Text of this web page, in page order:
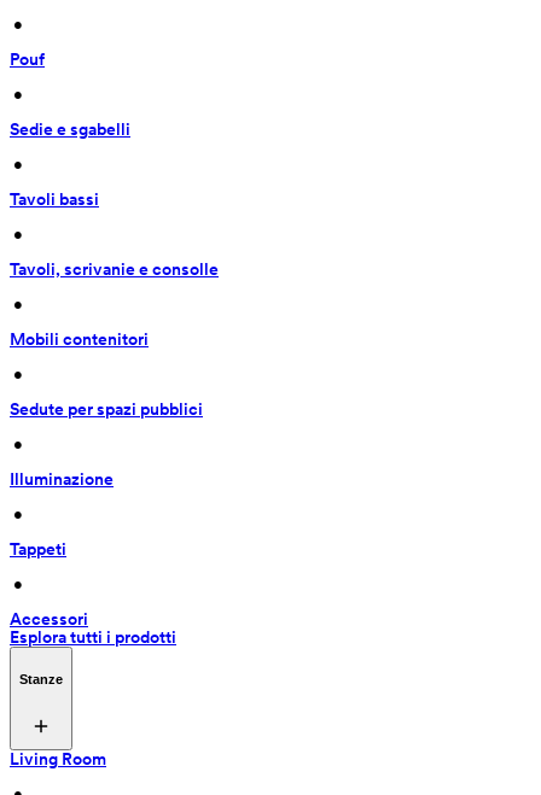
•
Pouf
•
Sedie e sgabelli
•
Tavoli bassi
•
Tavoli, scrivanie e consolle
•
Mobili contenitori
•
Sedute per spazi pubblici
•
Illuminazione
•
Tappeti
•
Accessori
Esplora tutti i prodotti
Stanze
Living Room